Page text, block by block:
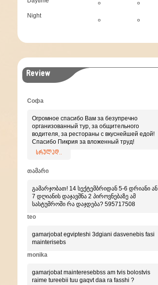
Night
o
o
o
o
Review
Софа
Огромное спасибо Вам за безупречно
организованный тур, за общительного
водителя, за рестораны с вкуснейшей едой!
Спасибо Пикрия за вложенный труд!
Приятно иметь дело с настоящими
სრულად..
თამარი
გამარჯობათ! 14 სექტემბრიდან 5-6 დრიანი ან
7 დღიანის დაჯავშნა 2 პიროვნებაზე ამ
სასტუმროში რა დაჯდება? 595717508
teo
gamarjobat egvipteshi 3dgiani dasvenebis fasi
mainterisebs
monika
gamarjobat mainteresebbss am tvis bolostvis
raime tureebii tuu gaqvt daa ra fasshi ?